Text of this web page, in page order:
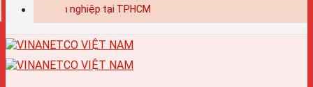
chuyên nghiệp tại TPHCM